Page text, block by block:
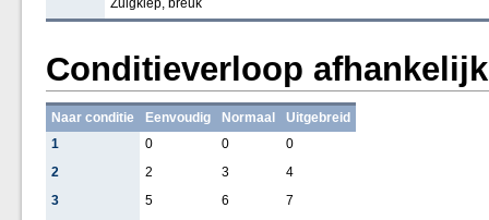
Zuigklep, breuk
Conditieverloop
Naar conditie Eenvoudig Normaal
Uitgebreid
1
0 0
0
2
2 3
4
3
5 6
7